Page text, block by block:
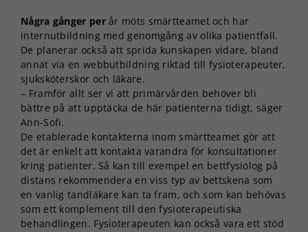
Några gånger perår möts smärt­teamet och har
internutbildning med genomgång av olika patientfall.
De planerar också att sprida kunskapen vidare, bland
annat via en webbutbildning riktad till fysioterapeuter,
sjuksköterskor och läkare.
– Framför allt ser vi att primärvården behöver bli
bättre på att upptäcka de här patienterna tidigt, säger
Ann-Sofi.
De etablerade kontakterna inom smärtteamet gör att
det är enkelt att kontakta varandra för konsultationer
kring patienter. Så kan till exempel en bettfysiolog på
distans rekommendera en viss typ av bettskena som
en vanlig tandläkare kan ta fram, och som kan behövas
som ett komplement till den fysioterapeutiska
behandlingen. Fysioterapeuten kan också vara ett stöd